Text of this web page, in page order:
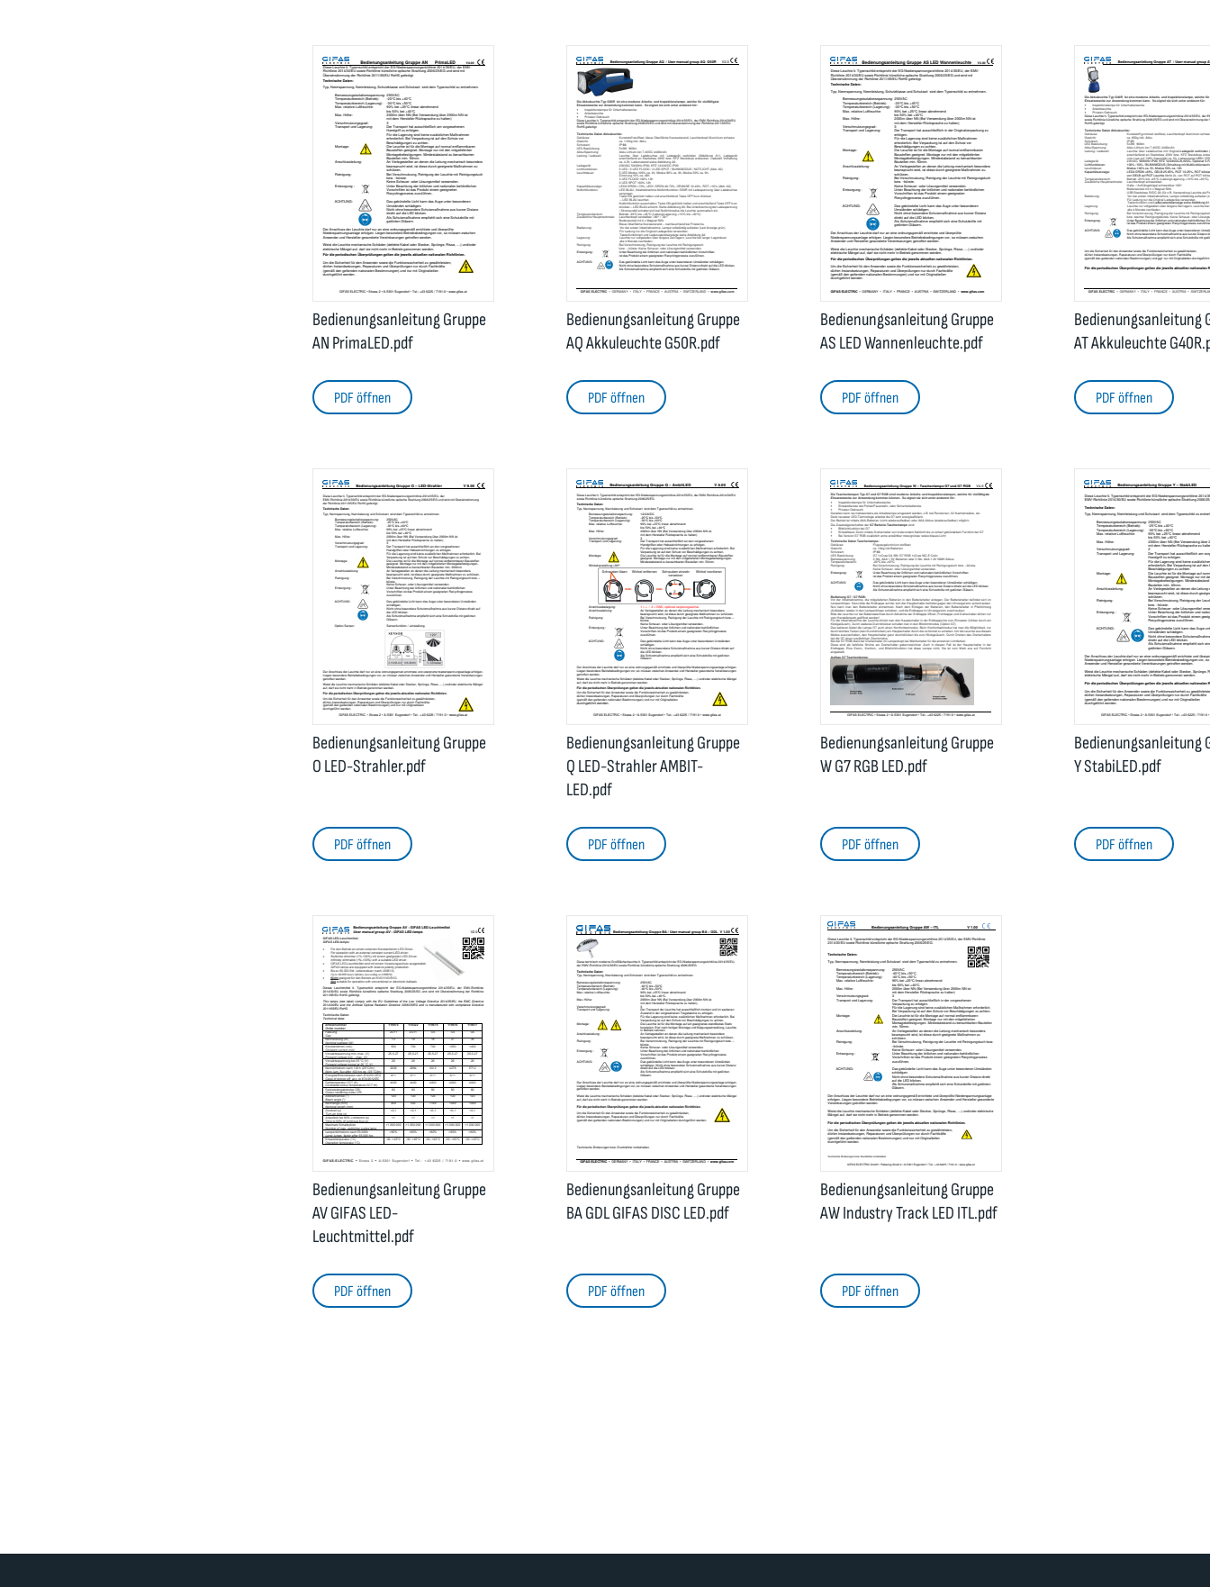
Bedienungsanleitung Gruppe
AN PrimaLED.pdf
PDF öffnen
Bedienungsanleitung Gruppe
AQ Akkuleuchte G50R.pdf
PDF öffnen
Bedienungsanleitung Gruppe
AS LED Wannenleuchte.pdf
PDF öffnen
Bedienungsanleitung
AT Akkuleuchte
PDF öffnen
Bedienungsanleitung Gruppe
O LED-Strahler.pdf
PDF öffnen
Bedienungsanleitung Gruppe
Q LED-Strahler AMBIT-
LED.pdf
PDF öffnen
Bedienungsanleitung Gruppe
W G7 RGB LED.pdf
PDF öffnen
Bedienungsanleitung
Y StabiLED.pdf
PDF öffnen
Bedienungsanleitung Gruppe
AV GIFAS LED-
Leuchtmittel.pdf
PDF öffnen
Bedienungsanleitung Gruppe
BA GDL GIFAS DISC LED.pdf
PDF öffnen
Bedienungsanleitung Gruppe
AW Industry Track LED ITL.pdf
PDF öffnen